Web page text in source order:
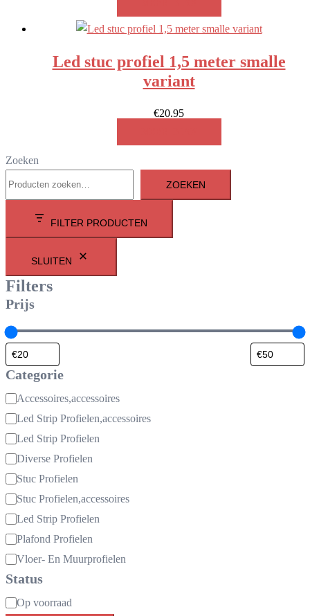
Led stuc profiel 1,5 meter smalle
variant
€20.95
Zoeken
ZOEKEN
FILTER PRODUCTEN
SLUITEN
Filters
Prijs
Categorie
Categorie
Accessoires,accessoires
Led Strip Profielen,accessoires
Led Strip Profielen
Diverse Profielen
Stuc Profielen
Stuc Profielen,accessoires
Led Strip Profielen
Plafond Profielen
Vloer- En Muurprofielen
Status
Beschikbaarheid
Op voorraad